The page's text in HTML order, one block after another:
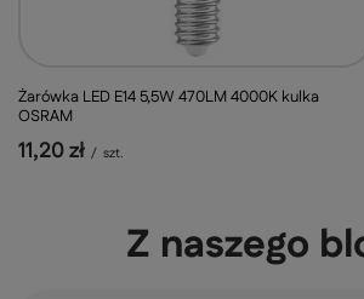
Żarówka LED E14 5,5W 470LM 4000K kulka
OSRAM
11,20 zł / szt.
Z naszego